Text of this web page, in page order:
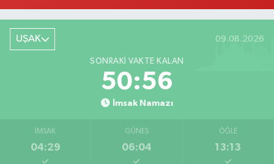
UŞAK 09.08.2026
SONRAKI VAKTE KALAN
50:55
İmsak Namazı
İMSAK
04:29
GÜNEŞ
06:04
ÖĞLE
13:13